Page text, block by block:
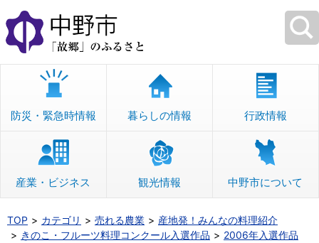
本
文
へ
移
防災・緊急時情報 暮らしの情報 行政情報
産業・ビジネス 観光情報 中野市について
TOP カテゴリ 売れる農業
産地発！みんなの料理紹介
きのこ・フルーツ料理コンクール入選作品
2006年入選作品